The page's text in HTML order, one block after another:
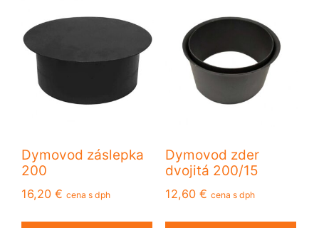
Dymovod záslepka
200
16,20 € cena s dph
Dymovod zder
dvojitá 200/15
12,60 € cena s dph